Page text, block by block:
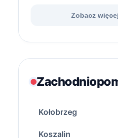
Zobacz
Kołobrzeg
Koszalin